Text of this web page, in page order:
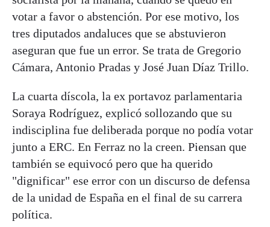
votar a favor o abstención. Por ese motivo, los
tres diputados andaluces que se abstuvieron
aseguran que fue un error. Se trata de Gregorio
Cámara, Antonio Pradas y José Juan Díaz Trillo.
La cuarta díscola, la ex portavoz parlamentaria
Soraya Rodríguez, explicó sollozando que su
indisciplina fue deliberada porque no podía votar
junto a ERC. En Ferraz no la creen. Piensan que
también se equivocó pero que ha querido
"dignificar" ese error con un discurso de defensa
de la unidad de España en el final de su carrera
política.